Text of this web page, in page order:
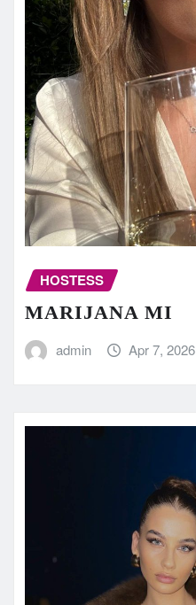
HOSTESS
MARIJANA MI
admin Apr 7, 2026